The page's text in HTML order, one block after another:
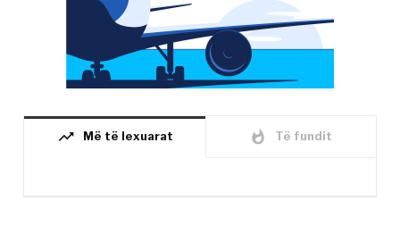
trending_up Më të lexuarat whatshot Të fundit